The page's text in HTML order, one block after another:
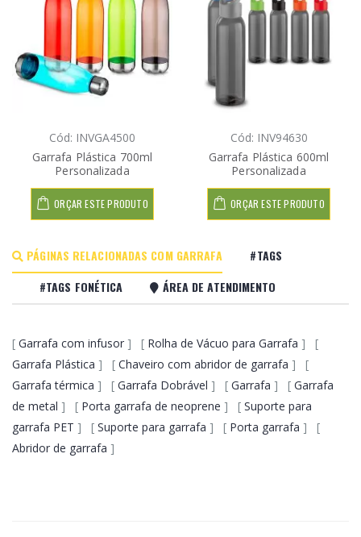
Cód: INVGA4500
Garrafa Plástica 700ml
Personalizada
ORÇAR ESTE PRODUTO
Cód: INV94630
Garrafa Plástica 600ml
Personalizada
ORÇAR ESTE PRODUTO
PÁGINAS RELACIONADAS COM GARRAFA
#TAGS
#TAGS FONÉTICA
ÁREA DE ATENDIMENTO
[ Garrafa com infusor ] [ Rolha de Vácuo para Garrafa ] [
Garrafa Plástica ] [ Chaveiro com abridor de garrafa ] [
Garrafa térmica ] [ Garrafa Dobrável ] [ Garrafa ] [ Garrafa
de metal ] [ Porta garrafa de neoprene ] [ Suporte para
garrafa PET ] [ Suporte para garrafa ] [ Porta garrafa ] [
Abridor de garrafa ]